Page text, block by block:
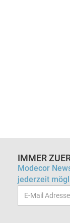
IMMER
Modecor
jederzeit
Email-
Adresse